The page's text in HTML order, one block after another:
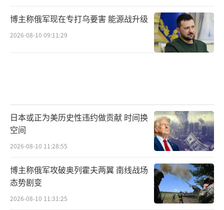
博主称俄军现在专打乌要害 能源战升级
2026-08-10 09:11:29
日本或正为美历史性违约做贡献 时间换
空间
2026-08-10 11:28:55
博主称俄军攻破奥列霍夫两翼 南线战场
态势剧变
2026-08-10 11:31:25